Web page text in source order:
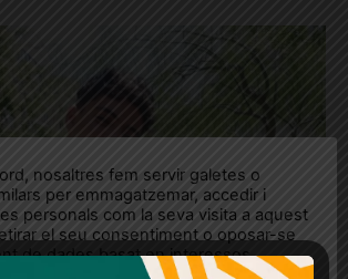
nosaltres fem servir galetes o
per emmagatzemar, accedir i
personals com la seva visita a aquest
el seu consentiment o oposar-se
de dades basat en interessos
moment fent clic a "Ajustos de